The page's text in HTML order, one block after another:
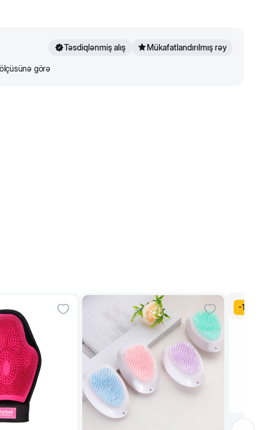
Təsdiqlənmiş alış Mükafatlandırılmış rəy
görə
-15